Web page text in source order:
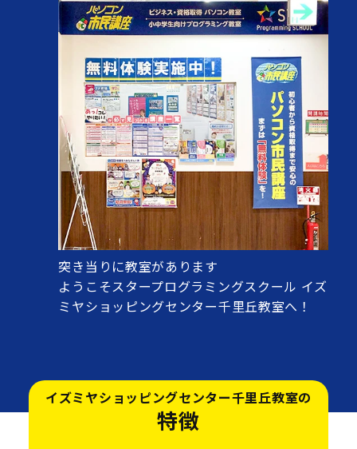
突き当りに教室があります
ようこそスタープログラミングスクール イズ
ミヤショッピングセンター千里丘教室へ！
イズミヤショッピングセンター千里丘教室の
特徴